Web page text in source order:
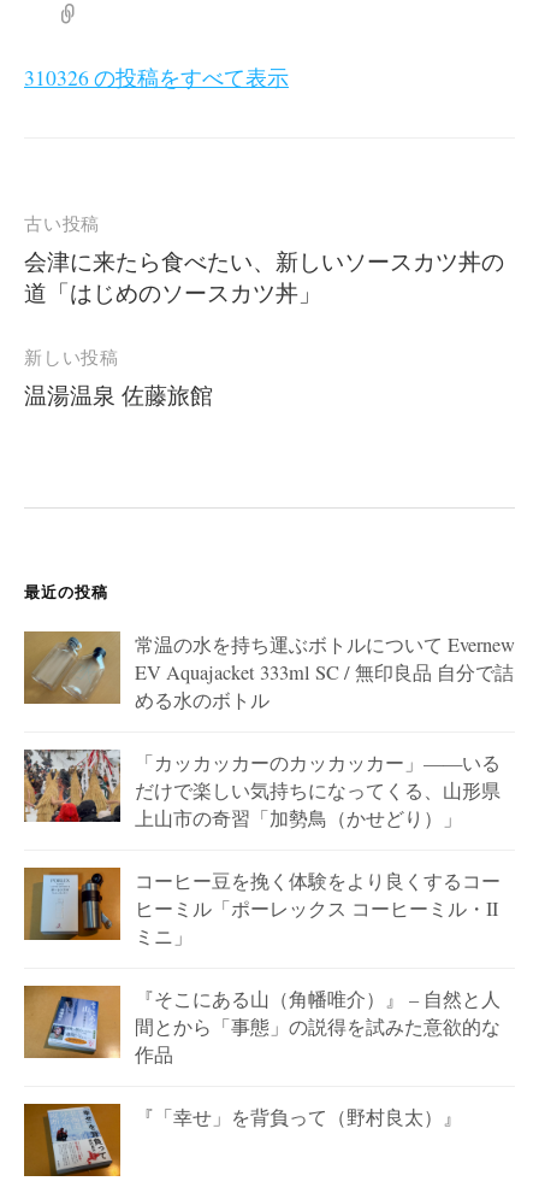
310326 の投稿をすべて表示
投
稿
ナ
ゲ
ー
ン
古い投稿
会津に来たら食べたい、新しいソースカツ丼の
道「はじめのソースカツ丼」
新しい投稿
温湯温泉 佐藤旅館
最近の投稿
常温の水を持ち運ぶボトルについて Evernew
EV Aquajacket 333ml SC / 無印良品 自分で詰
める水のボトル
「カッカッカーのカッカッカー」——いる
だけで楽しい気持ちになってくる、山形県
上山市の奇習「加勢鳥（かせどり）」
コーヒー豆を挽く体験をより良くするコー
ヒーミル「ポーレックス コーヒーミル・II
ミニ」
『そこにある山（角幡唯介）』 – 自然と人
間とから「事態」の説得を試みた意欲的な
作品
『「幸せ」を背負って（野村良太）』